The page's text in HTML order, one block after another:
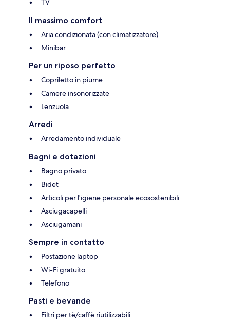
TV
Il massimo comfort
Aria condizionata (con climatizzatore)
Minibar
Per un riposo perfetto
Copriletto in piume
Camere insonorizzate
Lenzuola
Arredi
Arredamento individuale
Bagni e dotazioni
Bagno privato
Bidet
Articoli per l'igiene personale ecosostenibili
Asciugacapelli
Asciugamani
Sempre in contatto
Postazione laptop
Wi-Fi gratuito
Telefono
Pasti e bevande
Filtri per tè/caffè riutilizzabili